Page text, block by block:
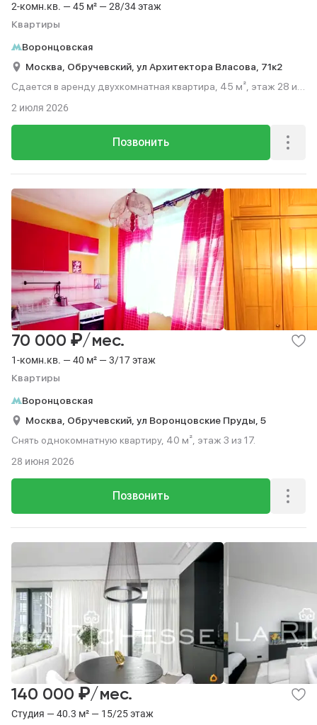
2-комн.кв. — 45 м² — 28/34 этаж
Квартиры
Воронцовская
Москва, Обручевский, ул Архитектора Власова, 71к2
Сдается в аренду двухкомнатная квартира, 45 м², этаж 28 из
Позвонить
2 июля 2026
1-комн.кв. — 40 м² — 3/17 этаж
Квартиры
70 000 ₽/мес.
Воронцовская
Москва, Обручевский, ул Воронцовские Пруды, 5
Снять однокомнатную квартиру, 40 м², этаж 3 из 17.
Позвонить
28 июня 2026
Студия — 40.3 м² — 15/25 этаж
140 000 ₽/мес.